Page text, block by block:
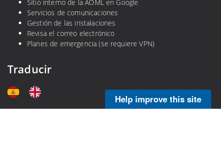
Sitio interno de la AOML en Google
Servicios de comunicaciones
Gestión de las instalaciones
Revisa el correo electrónico
Planes de emergencia (se requiere VPN)
Traducir
Help improve this site